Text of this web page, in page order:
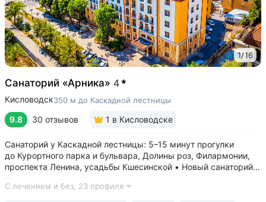
1/16
Санаторий «Арника» 4
Кисловодск350 м до Каскадной лестницы
9.8 30 отзывов 1 в Кисловодске
Санаторий у Каскадной лестницы: 5–15 минут прогулки
до Курортного парка и бульвара, Долины роз, Филармонии,
проспекта Ленина, усадьбы Кшесинской • Новый санаторий,
положительные. Многие гости отмечают, что санаторий
С лечением и без, 23 профиля